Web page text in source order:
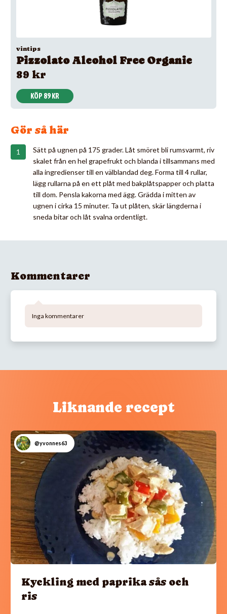
vintips
Pizzolato Alcohol Free Organic
89 kr
KÖP 89 KR
Gör så här
Sätt på ugnen på 175 grader. Låt smöret bli rumsvarmt, riv
skalet från en hel grapefrukt och blanda i tillsammans med
alla ingredienser till en välblandad deg. Forma till 4 rullar,
lägg rullarna på en ett plåt med bakplåtspapper och platta
till dom. Pensla kakorna med ägg. Grädda i mitten av
ugnen i cirka 15 minuter. Ta ut plåten, skär längderna i
sneda bitar och låt svalna ordentligt.
Kommentarer
Inga kommentarer
Liknande recept
@yvonnes63
Kyckling med paprika sås och
ris